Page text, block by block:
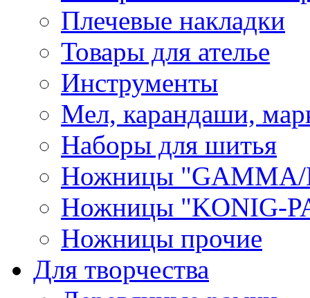
Плечевые накладки
Товары для ателье
Инструменты
Мел, карандаши,
Наборы для шитья
Ножницы "GAMMA/
Ножницы "KONIG-
Ножницы прочие
Для творчества